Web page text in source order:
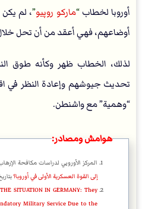
أوروبا لخطاب ماركو روپيو ، لم يكن
أوضاعهم، فهي أعقد من أن تحل خلال 3 سنوات باقية
لذلك، الخطاب ظهر وكأنه طوق
تحديث جيوشهم وإعادة النظر في
“وهمية” مع واشنطن.
هوامش ومصادر:
المركز الأوروبي لدراسات مكافحة
إلى القوة العسكرية الأولى في أوروبا؟بتاريخ 29
SITUATION IN GERMANY: They
Military Service Due to the